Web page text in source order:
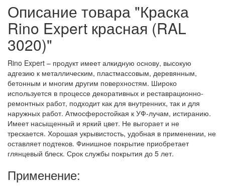
Описание товара "Краска
Rino Expert красная (RAL
3020)"
Rino Expert – продукт имеет алкидную основу, высокую
адгезию к металлическим, пластмассовым, деревянным,
бетонным и многим другим поверхностям. Широко
используется в процессе декоративных и реставрационно-
ремонтных работ, подходит как для внутренних, так и для
наружных работ. Атмосферостойкая к УФ-лучам, истиранию.
Имеет насыщенный и яркий цвет. Не выгорает и не
трескается. Хорошая укрывистость, удобная в применении, не
оставляет подтеков. Финишное покрытие приобретает
глянцевый блеск. Срок службы покрытия до 5 лет.
Применение: